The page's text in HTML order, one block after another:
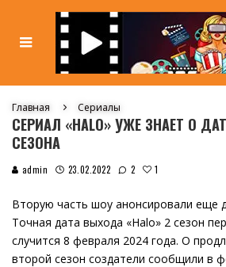
Главная Сериалы
СЕРИАЛ «HALO» УЖЕ ЗНАЕТ О
СЕЗОНА
admin 23.02.2022 2 1
Вторую часть шоу анонсировали еще
Точная дата выхода «Halo» 2 сезон
случится 8 февраля 2024 года. О
второй сезон создатели сообщили в